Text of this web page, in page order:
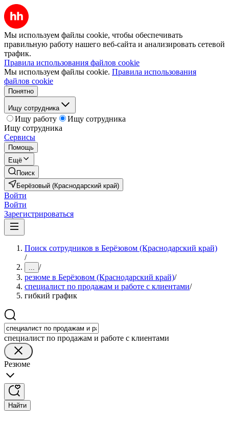
Мы используем файлы cookie, чтобы обеспечивать
правильную работу нашего веб-сайта и анализировать сетевой
трафик.
Правила использования файлов cookie
Мы используем файлы cookie. Правила использования
файлов cookie
Понятно
Ищу сотрудника
Ищу работу
Ищу сотрудника
Ищу сотрудника
Сервисы
Помощь
Ещё
Поиск
Берёзовый (Краснодарский край)
Войти
Войти
Зарегистрироваться
Поиск сотрудников в Берёзовом (Краснодарский край)
/
... /
резюме в Берёзовом (Краснодарский край)/
специалист по продажам и работе с клиентами/
гибкий график
специалист по продажам и работе с клиентами
Резюме
Найти